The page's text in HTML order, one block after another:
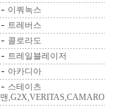
이쿼녹스
트레버스
콜로라도
트레일블레이저
아카디아
스테이츠
맨,G2X,VERITAS,CAMARO